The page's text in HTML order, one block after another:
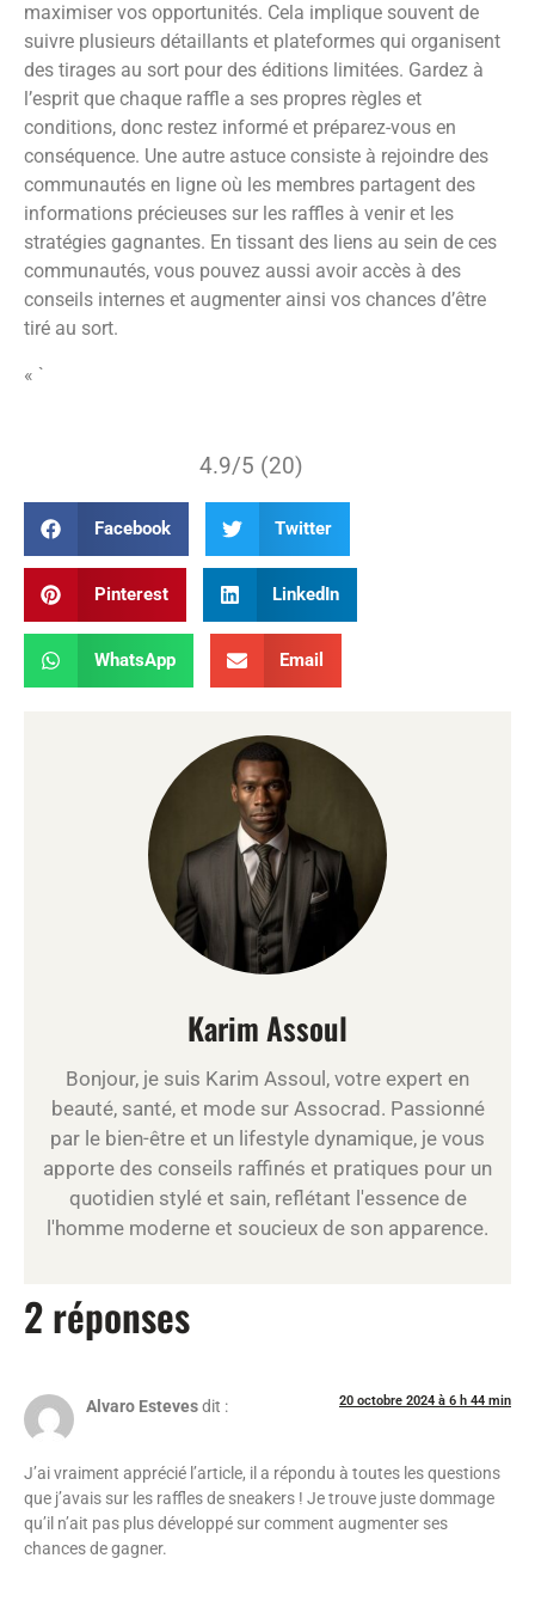
maximiser vos opportunités. Cela implique souvent de
suivre plusieurs détaillants et plateformes qui organisent
des tirages au sort pour des éditions limitées. Gardez à
l’esprit que chaque raffle a ses propres règles et
conditions, donc restez informé et préparez-vous en
conséquence. Une autre astuce consiste à rejoindre des
communautés en ligne où les membres partagent des
informations précieuses sur les raffles à venir et les
stratégies gagnantes. En tissant des liens au sein de ces
communautés, vous pouvez aussi avoir accès à des
conseils internes et augmenter ainsi vos chances d’être
tiré au sort.
« `
4.9/5 (20)
Facebook Twitter
Pinterest LinkedIn
WhatsApp Email
Karim Assoul
Bonjour, je suis Karim Assoul, votre expert en
beauté, santé, et mode sur Assocrad. Passionné
par le bien-être et un lifestyle dynamique, je vous
apporte des conseils raffinés et pratiques pour un
quotidien stylé et sain, reflétant l'essence de
l'homme moderne et soucieux de son apparence.
2 réponses
Alvaro Estevesdit : 20 octobre 2024 à 6 h 44 min
J’ai vraiment apprécié l’article, il a répondu à toutes les questions
que j’avais sur les raffles de sneakers ! Je trouve juste dommage
qu’il n’ait pas plus développé sur comment augmenter ses
chances de gagner.